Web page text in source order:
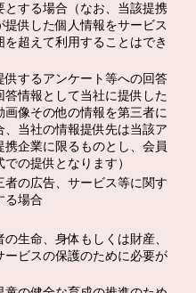
する場合（なお、当該提携
供した個人情報をサービス
超えて利用することはでき
供するアンケート等への回答
答情報として当社に提供した
像その他の情報を第三者に
当社の情報提供先は当該ア
携企業に限るものとし、会員
の提供となります）
者の広告、サービス等に関す
る場合
生命、身体もしくは財産、
ービスの保護のために必要が